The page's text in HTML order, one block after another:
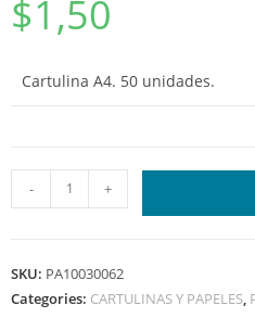
$1,50
Cartulina A4. 50 unidades.
- +
SKU: PA10030062
Categories: CARTULINAS Y PAPELES